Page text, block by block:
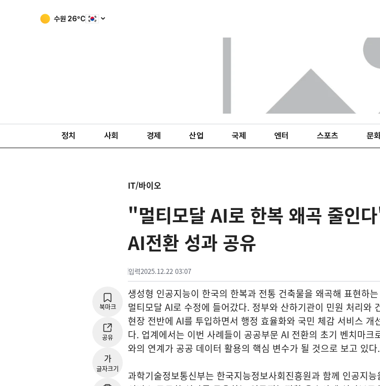
수원 26ºC
정치 사회 경제 산업 국제 엔터 스포츠 문
IT/바이오
"멀티모달 AI로 한복 왜곡 줄인
AI전환 성과 공유
입력2025.12.22 03:07
북마크
공유
가
글자크기
생성형 인공지능이 한국의 한복과 전통 건축물을 왜곡해 표현하
멀티모달 AI로 수정에 들어갔다. 정부와 산하기관이 민원 처리와
현장 전반에 AI를 투입하면서 행정 효율화와 국민 체감 서비스 개
다. 업계에서는 이번 사례들이 공공부문 AI 전환의 초기 벤치마크
와의 연계가 공공 데이터 활용의 핵심 변수가 될 것으로 보고 있다.
과학기술정보통신부는 한국지능정보사회진흥원과 함께 인공지